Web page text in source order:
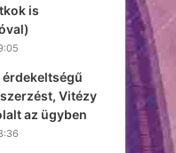
is
Vitézy
az ügyben